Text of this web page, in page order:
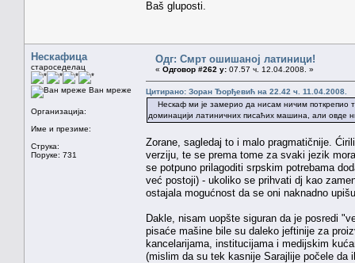
Baš gluposti.
Нескафица
староседелац
Ван мреже
Организација:
Име и презиме:
Струка:
Поруке: 731
Одг: Смрт ошишаној латиници!
« Одговор #262 у: 07.57 ч. 12.04.2008. »
Цитирано: Зоран Ђорђевић на 22.42 ч. 11.04.2008.
Нескаф ми је замерио да нисам ничим поткрепио
доминацији латиничних писаћих машина, али овде
Zorane, sagledaj to i malo pragmatičnije.
verziju, te se prema tome za svaki jezik
se potpuno prilagoditi srpskim potrebama
već postoji) - ukoliko se prihvati dj kao
ostajala mogućnost da se oni naknadno
Dakle, nisam uopšte siguran da je posredi
pisaće mašine bile su daleko jeftinije za
kancelarijama, institucijama i medijskim
(mislim da su tek kasnije Sarajlije počele da